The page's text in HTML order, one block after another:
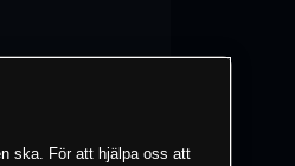
ska. För att hjälpa oss att